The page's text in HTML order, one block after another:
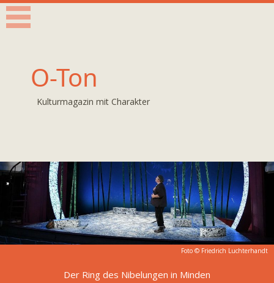
O-Ton
Kulturmagazin mit Charakter
Foto © Friedrich Luchterhandt
Der Ring des Nibelungen in Minden